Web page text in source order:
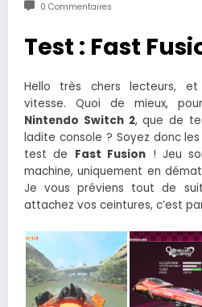
0 Commentaires
Test : Fast
Hello très chers lecteurs,
vitesse. Quoi de mieux,
Nintendo Switch 2, que de
ladite console ? Soyez donc
test de Fast Fusion ! Jeu
machine, uniquement en
Je vous préviens tout de
attachez vos ceintures, c’est